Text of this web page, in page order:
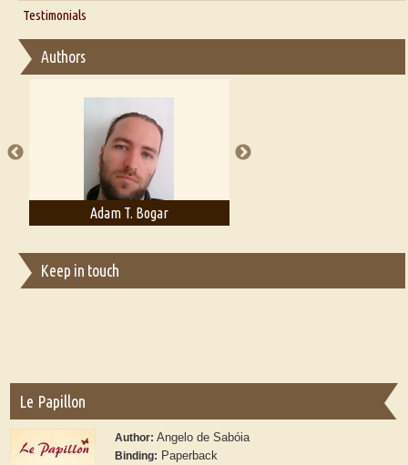
Interview with Sweta Srivastava Vikram
Thoughts on Literary Criticism
Essay on Bilingualism
Essay on Multilingual
A Literary Critic's Lament... for fellow book reviewers, authors and
publishers
Testimonials
Authors
Adam T. Bogar
Keep in touch
Le Papillon
Author:Angelo de Sabóia
Binding: Paperback